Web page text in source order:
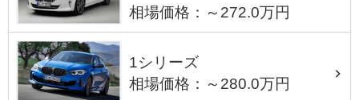
相場価格：～272.0万円
1シリーズ
相場価格：～280.0万円